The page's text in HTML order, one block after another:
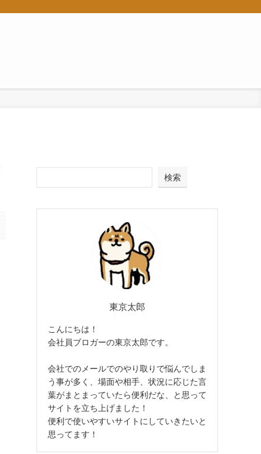
検索
東京太郎
こんにちは！
会社員ブロガーの東京太郎です。
会社でのメールでのやり取りで悩んでしま
う事が多く、場面や相手、状況に応じた言
葉がまとまっていたら便利だな、と思って
サイトを立ち上げました！
便利で使いやすいサイトにしていきたいと
思ってます！